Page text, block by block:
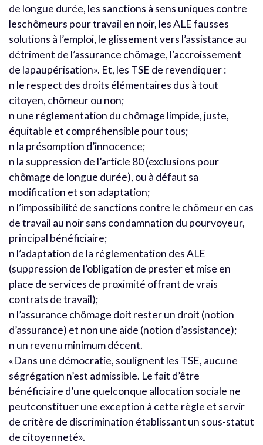
de longue durée, les sanctions à sens uniques contre
leschômeurs pour travail en noir, les ALE fausses
solutions à l’emploi, le glissement vers l’assistance au
détriment de l’assurance chômage, l’accroissement
de lapaupérisation». Et, les TSE de revendiquer :
n le respect des droits élémentaires dus à tout
citoyen, chômeur ou non;
n une réglementation du chômage limpide, juste,
équitable et compréhensible pour tous;
n la présomption d’innocence;
n la suppression de l’article 80 (exclusions pour
chômage de longue durée), ou à défaut sa
modification et son adaptation;
n l’impossibilité de sanctions contre le chômeur en cas
de travail au noir sans condamnation du pourvoyeur,
principal bénéficiaire;
n l’adaptation de la réglementation des ALE
(suppression de l’obligation de prester et mise en
place de services de proximité offrant de vrais
contrats de travail);
n l’assurance chômage doit rester un droit (notion
d’assurance) et non une aide (notion d’assistance);
n un revenu minimum décent.
«Dans une démocratie, soulignent les TSE, aucune
ségrégation n’est admissible. Le fait d’être
bénéficiaire d’une quelconque allocation sociale ne
peutconstituer une exception à cette règle et servir
de critère de discrimination établissant un sous-statut
de citoyenneté».